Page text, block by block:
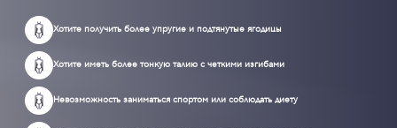
Хотите получить более упругие и подтянутые ягодицы
Хотите иметь более тонкую талию с четкими изгибами
Невозможность заниматься спортом или соблюдать диету